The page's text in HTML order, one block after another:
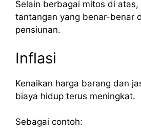
Selain berbagai mitos di
tantangan yang benar-benar
pensiunan.
Inflasi
Kenaikan harga barang dan
biaya hidup terus meningkat.
Sebagai contoh: